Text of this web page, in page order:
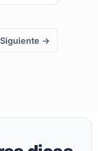
Siguiente →